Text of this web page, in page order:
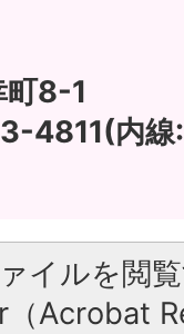
町8-1
4811(内
イルを閲
（Acrobat